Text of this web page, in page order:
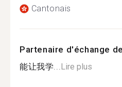
Cantonais
Partenaire d'échange
能让我学...Lire plus